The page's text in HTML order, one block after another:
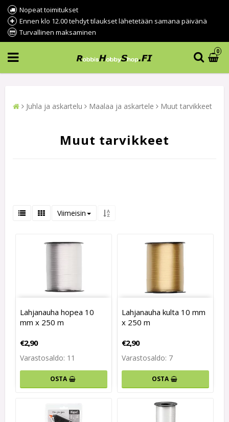
Nopeat toimitukset
Ennen klo 12.00 tehdyt tilaukset lähetetään samana päivänä
Turvallinen maksaminen
0
Juhla ja askartelu Maalaa ja askartele Muut tarvikkeet
Muut tarvikkeet
Viimeisin
Lahjanauha hopea 10
mm x 250 m
€2,90
Varastosaldo: 11
OSTA
Lahjanauha kulta 10 mm
x 250 m
€2,90
Varastosaldo: 7
OSTA